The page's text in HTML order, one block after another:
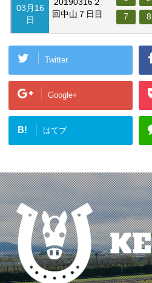
03月16
日
20190316２
回中山７日目
7
8
Twitter
Google+
B! はてブ